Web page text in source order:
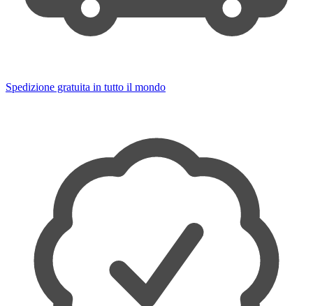
Spedizione gratuita in tutto il mondo